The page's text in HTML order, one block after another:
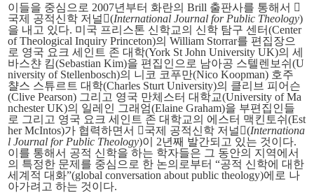
이들을 중심으로 2007년부터 화란의 Brill 출판사를 통해서 󰡔
국제 공적신학 저널󰡕(International Journal for Public Theology)
을 내고 있다. 미국 프리스톤 신학교의 신학 탐구 센터(Center
of Theological Inquiry Princeton)의 William Storrar를 편집장으
로 영국 요크 세인트 존 대학(York St John University UK)의 세
바스챤 킴(Sebastian Kim)을 편집인으로 남아공 스텔렌보쉬(U
niversity of Stellenbosch)의 니코 코푸만(Nico Koopman) 호주
챨스 스튜르트 대학(Charles Sturt University)의 클리브 피어슨
(Clive Pearson) 그리고 영국 만체스터 대학교(University of Ma
nchester UK)의 일레인 그래엄(Elaine Graham)을 부편집인들
로 그리고 영국 요크 세인트 존 대학교의 에스터 맥킨토쉬(Est
her McIntos)가 협력하면서 󰡔국제 공적신학 저널󰡕(Internationa
l Journal for Public Theology)이 2년째 발간되고 있는 것이다.
이를 통해서 공적 신학을 하는 학자들은 그 동안의 지역에서
의 특정한 문제를 중심으로 한 논의로부터 “공적 신학에 대한
세계적 대화”(global conversation about public theology)에로 나
아가려고 하는 것이다.